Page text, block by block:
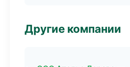
Другие компании